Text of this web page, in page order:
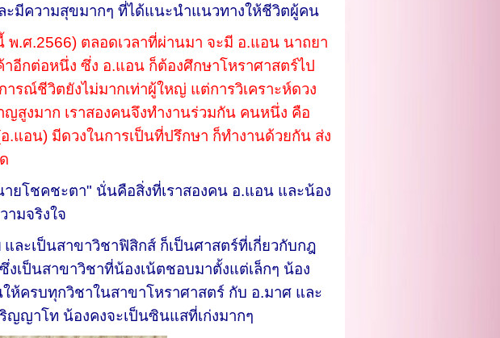
ะมีความสุขมากๆ ที่ได้แนะนำแนวทางให้ชีวิตผู้คน
พ.ศ.2566) ตลอดเวลาที่ผ่านมา จะมี อ.แอน นาถยา
อีกต่อหนึ่ง ซึ่ง อ.แอน ก็ต้องศึกษาโหราศาสตร์ไป
รณ์ชีวิตยังไม่มากเท่าผู้ใหญ่ แต่การวิเคราะห์ดวง
สูงมาก เราสองคนจึงทำงานร่วมกัน คนหนึ่ง คือ
แอน) มีดวงในการเป็นที่ปรึกษา ก็ทำงานด้วยกัน ส่ง
ายโชคชะตา" นั่นคือสิ่งที่เราสองคน อ.แอน และน้อง
ามจริงใจ
ละเป็นสาขาวิชาฟิสิกส์ ก็เป็นศาสตร์ที่เกี่ยวกับกฎ
งเป็นสาขาวิชาที่น้องเน้ตชอบมาตั้งแต่เล็กๆ น้อง
ให้ครบทุกวิชาในสาขาโหราศาสตร์ กับ อ.มาศ และ
ญญาโท น้องคงจะเป็นซินแสที่เก่งมากๆ